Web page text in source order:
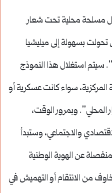
مسلحة محلية تحت شعار
بسهولة إلى ميليشيا
سيتم استغلال هذا النموذج
سواء كانت عسكرية أو
المحلي”. وبمرور الوقت،
والاجتماعي، وستبدأ
عن الهوية الوطنية
من الانتقام أو التهميش في